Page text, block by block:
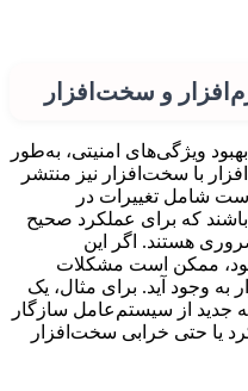
ویژگی‌های امنیتی، به‌طور
با سخت‌افزار نیز منتشر
شامل تغییرات در
باشند که برای عملکرد صحیح
هستند. اگر این
ممکن است مشکلات
وجود آید. برای مثال، یک
جدید از سیستم‌عامل سازگار
یا حتی خرابی سخت‌افزار